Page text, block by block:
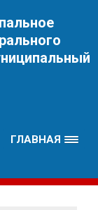
ГЛАВНАЯ